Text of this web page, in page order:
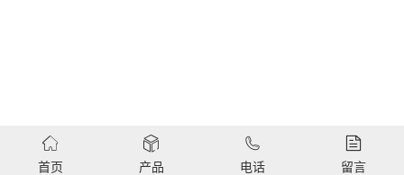
首页 产品 电话 留言